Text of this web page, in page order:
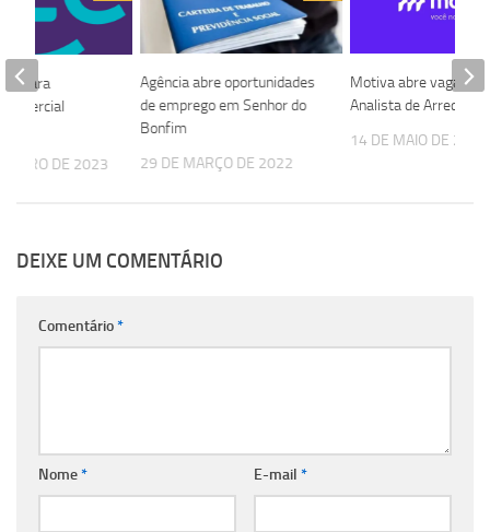
Agência abre oportunidades
de emprego em Senhor do
Bonfim
29 DE MARÇO DE 2022
Motiva abre vaga
Analista de
14 DE MAIO DE 2025
para
DE 2023
DEIXE UM COMENTÁRIO
Comentário*
Nome* E-mail *